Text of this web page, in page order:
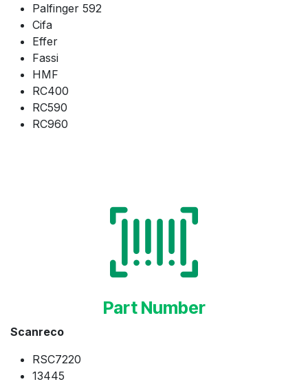
Palfinger 592
Cifa
Effer
Fassi
HMF
RC400
RC590
RC960
Part Number
Scanreco
RSC7220
13445